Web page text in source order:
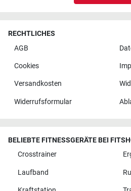
RECHTLICHES
AGB
Cookies
Versandkosten
Widerrufsformular
BELIEBTE FITNESSGERÄTE BEI
Crosstrainer
Laufband